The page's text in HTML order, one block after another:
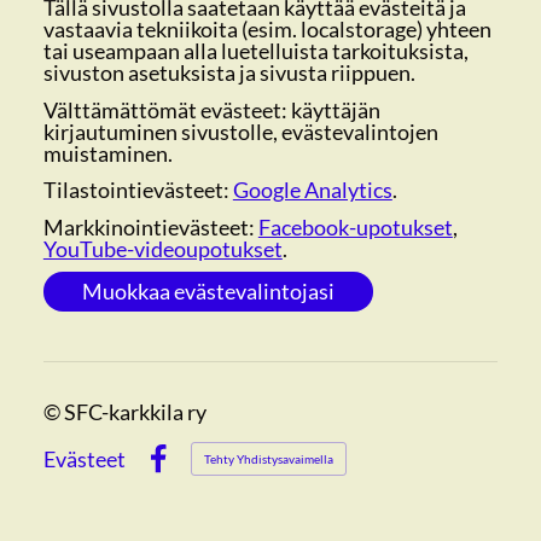
Tällä sivustolla saatetaan käyttää evästeitä ja
vastaavia tekniikoita (esim. localstorage) yhteen
tai useampaan alla luetelluista tarkoituksista,
sivuston asetuksista ja sivusta riippuen.
Välttämättömät evästeet: käyttäjän
kirjautuminen sivustolle, evästevalintojen
muistaminen.
Tilastointievästeet:Google Analytics.
Markkinointievästeet: Facebook-upotukset,
YouTube-videoupotukset.
Muokkaa evästevalintojasi
©SFC-karkkila ry
Evästeet
Facebook
Tehty Yhdistysavaimella